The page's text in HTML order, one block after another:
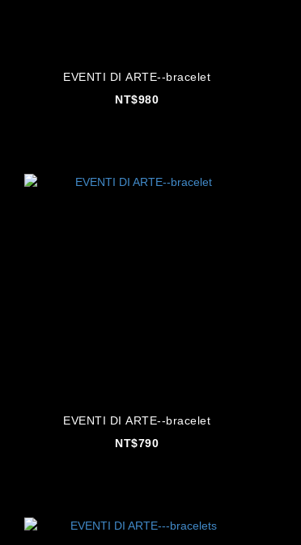
EVENTI DI ARTE--bracelet
NT$980
EVENTI DI ARTE--bracelet
NT$790